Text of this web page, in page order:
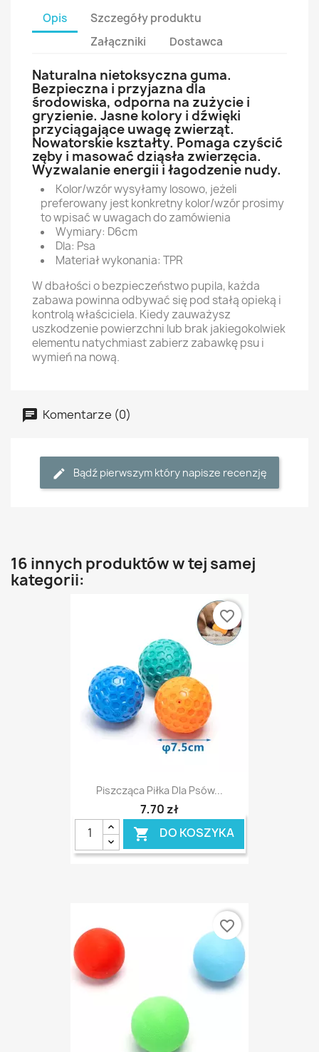
Opis
Szczegóły produktu
Załączniki
Dostawca
Naturalna nietoksyczna guma.
Bezpieczna i przyjazna dla
środowiska, odporna na zużycie i
gryzienie. Jasne kolory i dźwięki
przyciągające uwagę zwierząt.
Nowatorskie kształty. Pomaga czyścić
zęby i masować dziąsła zwierzęcia.
Wyzwalanie energii i łagodzenie nudy.
Kolor/wzór wysyłamy losowo, jeżeli
preferowany jest konkretny kolor/wzór prosimy
to wpisać w uwagach do zamówienia
Wymiary: D6cm
Dla: Psa
Materiał wykonania: TPR
W dbałości o bezpieczeństwo pupila, każda
zabawa powinna odbywać się pod stałą opieką i
kontrolą właściciela. Kiedy zauważysz
uszkodzenie powierzchni lub brak jakiegokolwiek
elementu natychmiast zabierz zabawkę psu i
wymień na nową.
Komentarze (0)
Bądź pierwszym który napisze recenzję
16 innych produktów w tej samej
kategorii:
Piszcząca Piłka Dla Psów...
7,70 zł
 DO KOSZYKA
favorite_border
favorite_border